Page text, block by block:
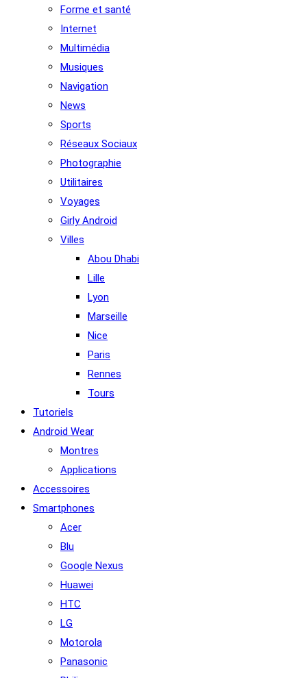
Forme et santé
Internet
Multimédia
Musiques
Navigation
News
Sports
Réseaux Sociaux
Photographie
Utilitaires
Voyages
Girly Android
Villes
Abou Dhabi
Lille
Lyon
Marseille
Nice
Paris
Rennes
Tours
Tutoriels
Android Wear
Montres
Applications
Accessoires
Smartphones
Acer
Blu
Google Nexus
Huawei
HTC
LG
Motorola
Panasonic